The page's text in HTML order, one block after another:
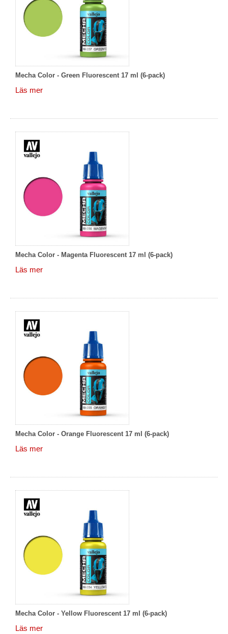
Mecha Color - Green Fluorescent 17 ml (6-pack)
Läs mer
Mecha Color - Magenta Fluorescent 17 ml (6-pack)
Läs mer
Mecha Color - Orange Fluorescent 17 ml (6-pack)
Läs mer
Mecha Color - Yellow Fluorescent 17 ml (6-pack)
Läs mer